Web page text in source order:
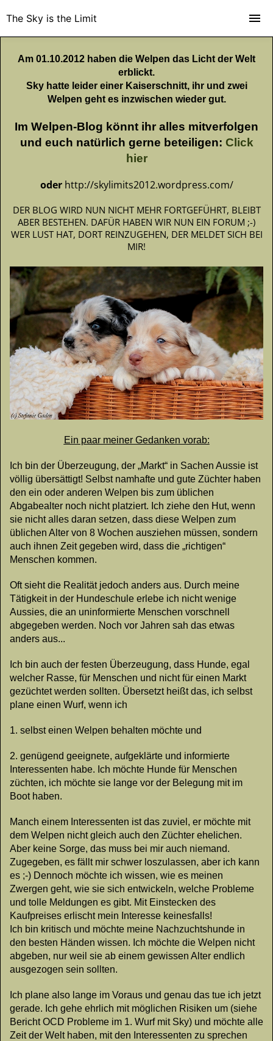
Am 01.10.2012 haben die Welpen das Licht der Welt
erblickt.
Sky hatte leider einer Kaiserschnitt, ihr und zwei
Welpen geht es inzwischen wieder gut.
Im Welpen-Blog könnt ihr alles mitverfolgen
und euch natürlich gerne beteiligen: Click
hier
oder http://skylimits2012.wordpress.com/
DER BLOG WIRD NUN NICHT MEHR FORTGEFÜHRT, BLEIBT
ABER BESTEHEN. DAFÜR HABEN WIR NUN EIN FORUM ;-)
WER LUST HAT, DORT REINZUGEHEN, DER MELDET SICH BEI
MIR!
Ein paar meiner Gedanken vorab:
Ich bin der Überzeugung, der „Markt“ in Sachen Aussie ist
völlig übersättigt! Selbst namhafte und gute Züchter haben
den ein oder anderen Welpen bis zum üblichen
Abgabealter noch nicht platziert. Ich ziehe den Hut, wenn
sie nicht alles daran setzen, dass diese Welpen zum
üblichen Alter von 8 Wochen ausziehen müssen, sondern
auch ihnen Zeit gegeben wird, dass die „richtigen“
Menschen kommen.
Oft sieht die Realität jedoch anders aus. Durch meine
Tätigkeit in der Hundeschule erlebe ich nicht wenige
Aussies, die an uninformierte Menschen vorschnell
abgegeben werden. Noch vor Jahren sah das etwas
anders aus...
Ich bin auch der festen Überzeugung, dass Hunde, egal
welcher Rasse, für Menschen und nicht für einen Markt
gezüchtet werden sollten. Übersetzt heißt das, ich selbst
plane einen Wurf, wenn ich
1. selbst einen Welpen behalten möchte und
2. genügend geeignete, aufgeklärte und informierte
Interessenten habe. Ich möchte Hunde für Menschen
züchten, ich möchte sie lange vor der Belegung mit im
Boot haben.
Manch einem Interessenten ist das zuviel, er möchte mit
dem Welpen nicht gleich auch den Züchter ehelichen.
Aber keine Sorge, das muss bei mir auch niemand.
Zugegeben, es fällt mir schwer loszulassen, aber ich kann
es ;-) Dennoch möchte ich wissen, wie es meinen
Zwergen geht, wie sie sich entwickeln, welche Probleme
und tolle Meldungen es gibt. Mit Einstecken des
Kaufpreises erlischt mein Interesse keinesfalls!
Ich bin kritisch und möchte meine Nachzuchtshunde in
den besten Händen wissen. Ich möchte die Welpen nicht
abgeben, nur weil sie ab einem gewissen Alter endlich
ausgezogen sein sollten.
Ich plane also lange im Voraus und genau das tue ich jetzt
gerade. Ich gehe ehrlich mit möglichen Risiken um (siehe
Bericht OCD Probleme im 1. Wurf mit Sky) und möchte alle
Zeit der Welt haben, mit den Interessenten zu sprechen
The Sky is the Limit